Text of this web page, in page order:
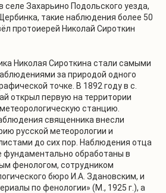
селе Захарьино Подольского уезда,
такие наблюдения более 50
протоиерей Николай Сироткин
Николая Сироткина стали самыми
за природой одного
точке. В 1892 году в с.
открыл первую на территории
станцию.
священника внесли
русской метеорологии и
до сих пор. Наблюдения отца
фундаментально обработаны в
фенологом, сотрудником
бюро И.А. Здановским, и
по фенологии» (М., 1925 г.), а